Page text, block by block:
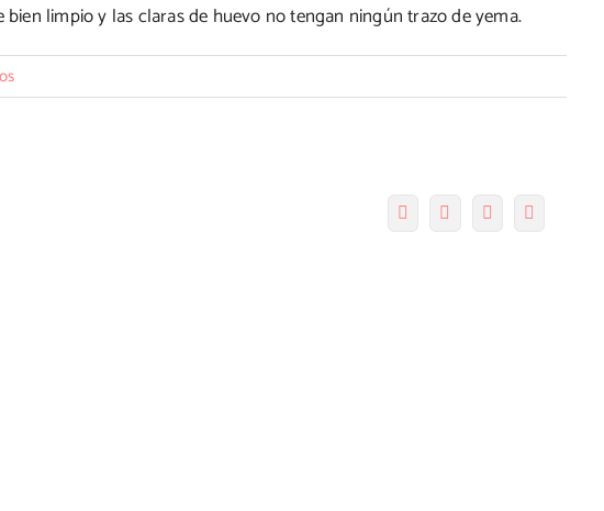
limpio y las claras de huevo no tengan ningún trazo de yema.
FacebookTwitter Pinterest
electrónico